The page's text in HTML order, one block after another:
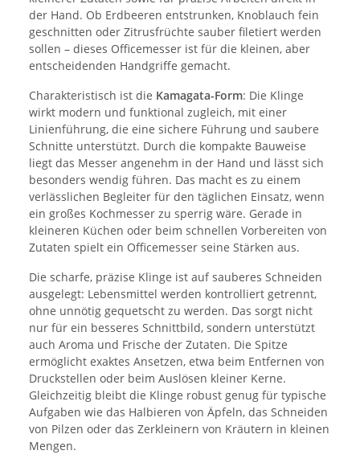
der Hand. Ob Erdbeeren entstrunken, Knoblauch fein
geschnitten oder Zitrusfrüchte sauber filetiert werden
sollen – dieses Officemesser ist für die kleinen, aber
entscheidenden Handgriffe gemacht.
Charakteristisch ist die Kamagata-Form: Die Klinge
wirkt modern und funktional zugleich, mit einer
Linienführung, die eine sichere Führung und saubere
Schnitte unterstützt. Durch die kompakte Bauweise
liegt das Messer angenehm in der Hand und lässt sich
besonders wendig führen. Das macht es zu einem
verlässlichen Begleiter für den täglichen Einsatz, wenn
ein großes Kochmesser zu sperrig wäre. Gerade in
kleineren Küchen oder beim schnellen Vorbereiten von
Zutaten spielt ein Officemesser seine Stärken aus.
Die scharfe, präzise Klinge ist auf sauberes Schneiden
ausgelegt: Lebensmittel werden kontrolliert getrennt,
ohne unnötig gequetscht zu werden. Das sorgt nicht
nur für ein besseres Schnittbild, sondern unterstützt
auch Aroma und Frische der Zutaten. Die Spitze
ermöglicht exaktes Ansetzen, etwa beim Entfernen von
Druckstellen oder beim Auslösen kleiner Kerne.
Gleichzeitig bleibt die Klinge robust genug für typische
Aufgaben wie das Halbieren von Äpfeln, das Schneiden
von Pilzen oder das Zerkleinern von Kräutern in kleinen
Mengen.